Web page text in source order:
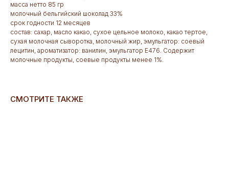
масса нетто 85 гр
молочный бельгийский шоколад 33%
срок годности 12 месяцев
состав: сахар, масло какао, сухое цельное молоко, какао тертое,
сухая молочная сыворотка, молочный жир, эмульгатор: соевый
лецитин, ароматизатор: ванилин, эмульгатор Е476. Содержит
молочные продукты, соевые продукты менее 1%.
СМОТРИТЕ ТАКЖЕ